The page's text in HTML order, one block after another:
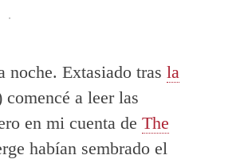
·
noche. Extasiado tras la
comencé a leer las
en mi cuenta de The
habían sembrado el